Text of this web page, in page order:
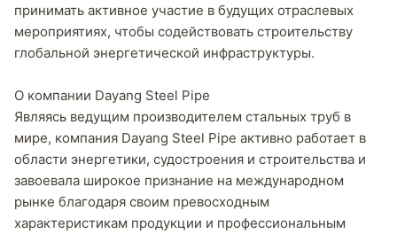
принимать активное участие в будущих отраслевых
мероприятиях, чтобы содействовать строительству
глобальной энергетической инфраструктуры.
О компании Dayang Steel Pipe
Являясь ведущим производителем стальных труб в
мире, компания Dayang Steel Pipe активно работает в
области энергетики, судостроения и строительства и
завоевала широкое признание на международном
рынке благодаря своим превосходным
характеристикам продукции и профессиональным